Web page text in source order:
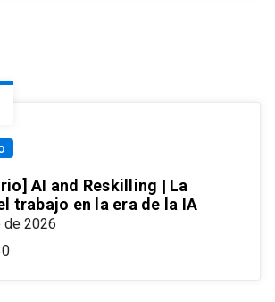
AI and Reskilling | La
trabajo en la era de la IA
de 2026